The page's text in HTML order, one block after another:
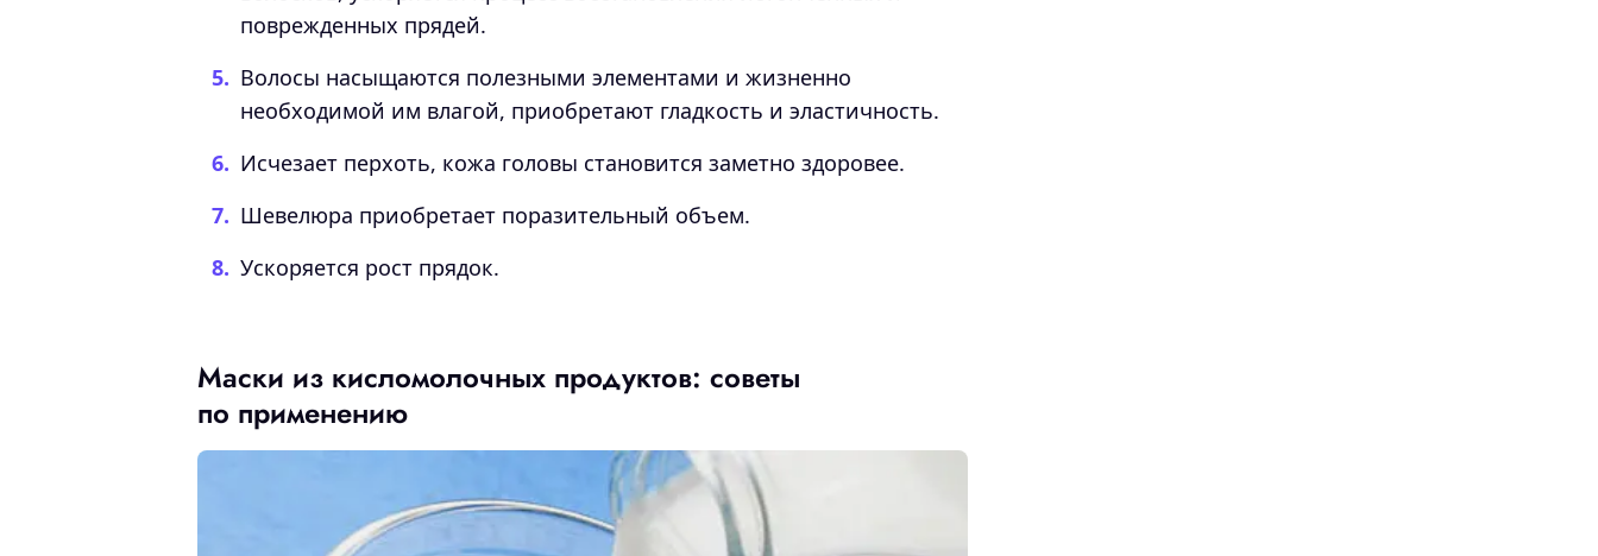
поврежденных прядей.
Волосы насыщаются полезными элементами и жизненно
необходимой им влагой, приобретают гладкость и эластичность.
Исчезает перхоть, кожа головы становится заметно здоровее.
Шевелюра приобретает поразительный объем.
Ускоряется рост прядок.
Маски из кисломолочных продуктов: советы
по применению